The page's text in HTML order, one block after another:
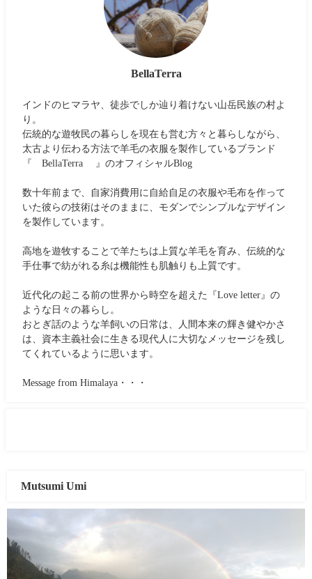
BellaTerra
インドのヒマラヤ、徒歩でしか辿り着けない山岳民族の村よ
り。
伝統的な遊牧民の暮らしを現在も営む方々と暮らしながら、
太古より伝わる方法で羊毛の衣服を製作しているブランド
『 BellaTerra 』のオフィシャルBlog
数十年前まで、自家消費用に自給自足の衣服や毛布を作って
いた彼らの技術はそのままに、モダンでシンプルなデザイン
を製作しています。
高地を遊牧することで羊たちは上質な羊毛を育み、伝統的な
手仕事で紡がれる糸は機能性も肌触りも上質です。
近代化の起こる前の世界から時空を超えた『Love letter』の
ような日々の暮らし。
おとぎ話のような羊飼いの日常は、人間本来の輝き健やかさ
は、資本主義社会に生きる現代人に大切なメッセージを残し
てくれているように思います。
Message from Himalaya・・・
Mutsumi Umi